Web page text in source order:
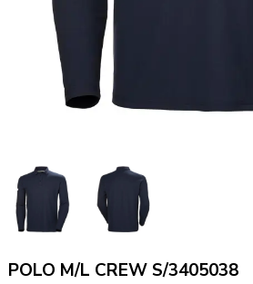
POLO M/L CREW S/3405038